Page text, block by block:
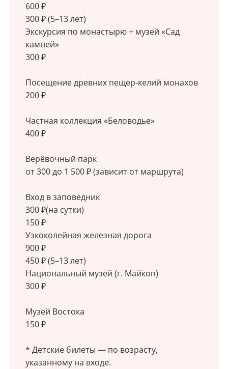
600 ₽
300 ₽ (5–13 лет)
Экскурсия по монастырю + музей «Сад
камней»
300 ₽
Посещение древних пещер-келий монахов
200 ₽
Частная коллекция «Беловодье»
400 ₽
Верёвочный парк
от 300 до 1 500 ₽ (зависит от маршрута)
Вход в заповедник
300 ₽(на сутки)
150 ₽
Узкоколейная железная дорога
900 ₽
450 ₽ (5–13 лет)
Национальный музей (г. Майкоп)
300 ₽
Музей Востока
150 ₽
* Детские билеты — по возрасту,
указанному на входе.